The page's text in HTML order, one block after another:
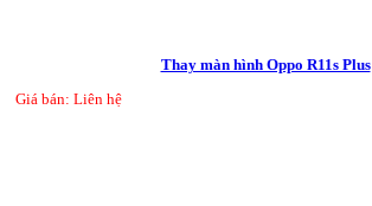
Thay màn hình Oppo R11s Plus
Giá bán: Liên hệ